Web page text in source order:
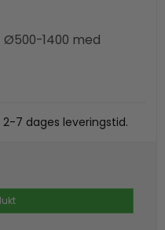
Ø500-1400 med
7 dages leveringstid.